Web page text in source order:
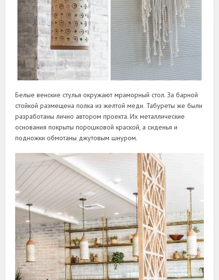
Белые венские стулья окружают мраморный стол. За барной
стойкой размещена полка из желтой меди. Табуреты же были
разработаны лично автором проекта. Их металлические
основания покрыты порошковой краской, а сиденья и
подножки обмотаны джутовым шнуром.